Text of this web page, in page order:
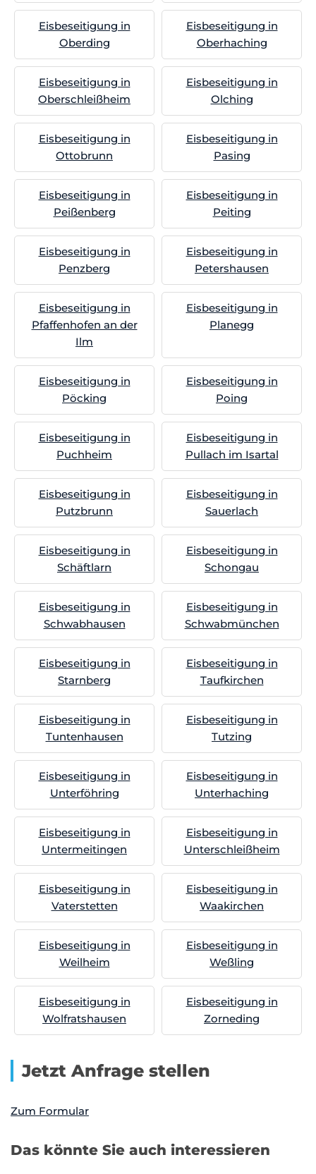
Eisbeseitigung in
Oberding
Eisbeseitigung in
Oberhaching
Eisbeseitigung in
Oberschleißheim
Eisbeseitigung in
Olching
Eisbeseitigung in
Ottobrunn
Eisbeseitigung in
Pasing
Eisbeseitigung in
Peißenberg
Eisbeseitigung in
Peiting
Eisbeseitigung in
Penzberg
Eisbeseitigung in
Petershausen
Eisbeseitigung in
Pfaffenhofen an der
Ilm
Eisbeseitigung in
Planegg
Eisbeseitigung in
Pöcking
Eisbeseitigung in
Poing
Eisbeseitigung in
Puchheim
Eisbeseitigung in
Pullach im Isartal
Eisbeseitigung in
Putzbrunn
Eisbeseitigung in
Sauerlach
Eisbeseitigung in
Schäftlarn
Eisbeseitigung in
Schongau
Eisbeseitigung in
Schwabhausen
Eisbeseitigung in
Schwabmünchen
Eisbeseitigung in
Starnberg
Eisbeseitigung in
Taufkirchen
Eisbeseitigung in
Tuntenhausen
Eisbeseitigung in
Tutzing
Eisbeseitigung in
Unterföhring
Eisbeseitigung in
Unterhaching
Eisbeseitigung in
Untermeitingen
Eisbeseitigung in
Unterschleißheim
Eisbeseitigung in
Vaterstetten
Eisbeseitigung in
Waakirchen
Eisbeseitigung in
Weilheim
Eisbeseitigung in
Weßling
Eisbeseitigung in
Wolfratshausen
Eisbeseitigung in
Zorneding
Jetzt Anfrage stellen
Zum Formular
Das könnte Sie auch interessieren